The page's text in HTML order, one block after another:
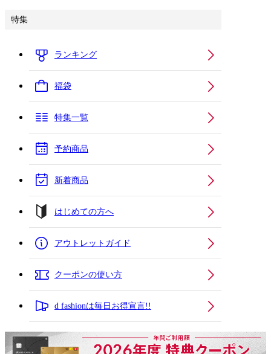
特集
ランキング
福袋
特集一覧
予約商品
新着商品
はじめての方へ
アウトレットガイド
クーポンの使い方
d fashionは毎日お得宣言!!